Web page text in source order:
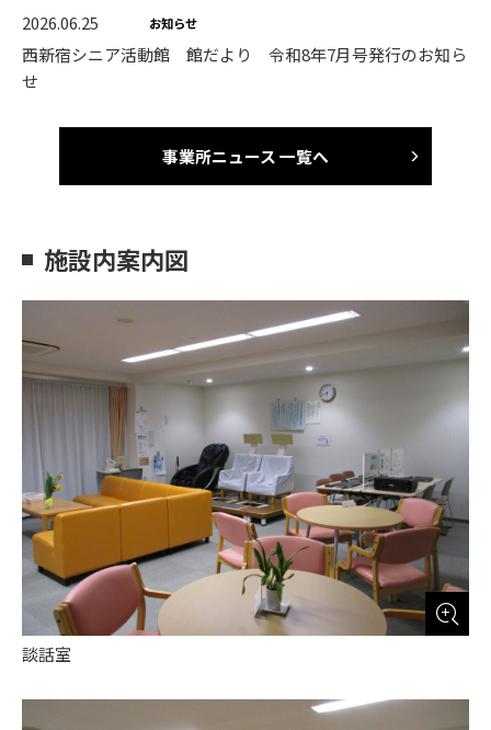
2026.06.25 お知らせ
西新宿シニア活動館 館だより 令和8年7月号発行のお知ら
せ
事業所ニュース 一覧へ
施設内案内図
談話室